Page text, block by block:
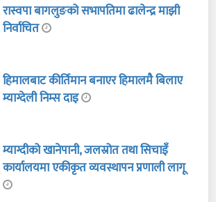
रास्वपा बागलुङको सभापतिमा ढालेन्द्र माझी
निर्वाचित
हिमालबाट कीर्तिमान बनाएर हिमालमै बिलाए
म्याग्देली निम्स दाइ
म्याग्दीको खानेपानी, जलस्रोत तथा सिचाइँ
कार्यालयमा एकीकृत व्यवस्थापन प्रणाली लागू